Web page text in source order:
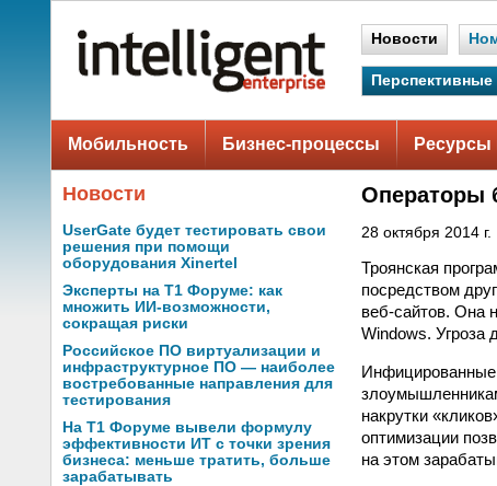
Новости
Мобильность Бизнес-процессы Ресурсы
Новости
UserGate будет тестировать свои
решения при помощи
оборудования Xinertel
Эксперты на Т1 Форуме: как
множить ИИ-возможности,
сокращая риски
Российское ПО виртуализации и
инфраструктурное ПО — наиболее
востребованные направления для
тестирования
На Т1 Форуме вывели формулу
эффективности ИТ с точки зрения
бизнеса: меньше тратить, больше
зарабатывать
Операторы
28 октября 2014 г.
Троянская
посредством
веб-сайтов. Она
Windows. Угроза
Инфицированные
накрутки
оптимизации
на этом